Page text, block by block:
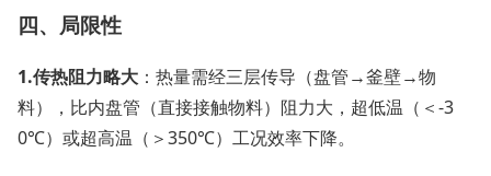
四、局限性
1.传热阻力略大 ：热量需经三层传导（盘管→釜壁→物
料），比内盘管（直接接触物料）阻力大，超低温（＜-3
0℃）或超高温（＞350℃）工况效率下降。